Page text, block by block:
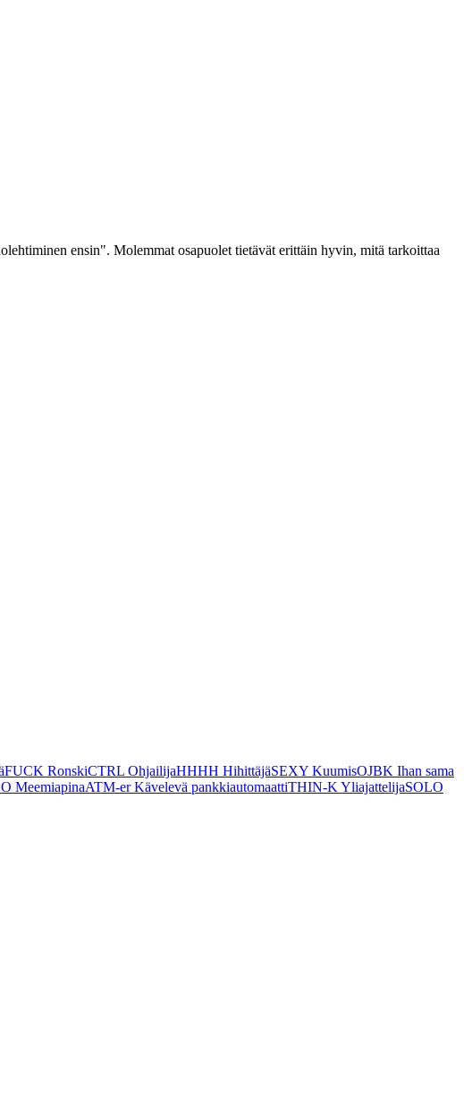
ensin". Molemmat osapuolet tietävät erittäin hyvin, mitä tarkoittaa
FUCK RonskiCTRL OhjailijaHHHH HihittäjäSEXY KuumisOJBK Ihan sama
MeemiapinaATM-er Kävelevä pankkiautomaattiTHIN-K YliajattelijaSOLO